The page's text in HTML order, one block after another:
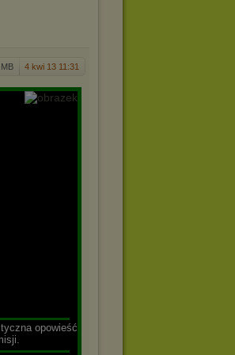
4 kwi 13 11:31
opowieść